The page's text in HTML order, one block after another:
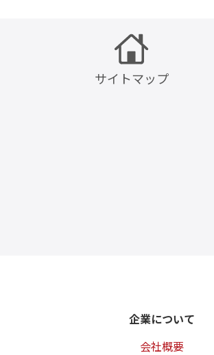
サイトマップ
企業について
会社概要